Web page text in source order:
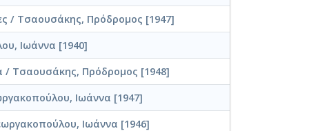
/ Τσαουσάκης, Πρόδρομος [1947]
Ιωάννα [1940]
Τσαουσάκης, Πρόδρομος [1948]
Ιωάννα [1947]
Ιωάννα [1946]